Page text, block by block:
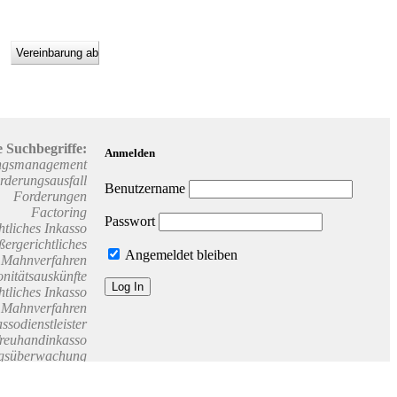
Suchbegriffe:
Forderungen
Factoring
Inkasso
Mahnverfahren
Inkasso
Anmelden
Benutzername
Passwort
Angemeldet bleiben